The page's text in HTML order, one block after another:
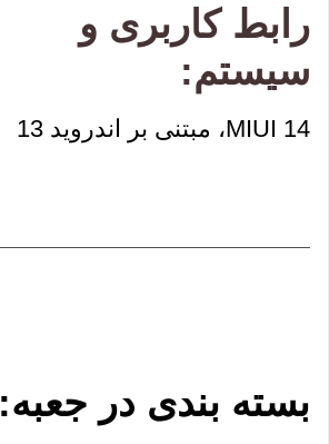
رابط کاربری و
سیستم:
MIUI 14، مبتنی بر اندروید 13
بسته بندی در جعبه: